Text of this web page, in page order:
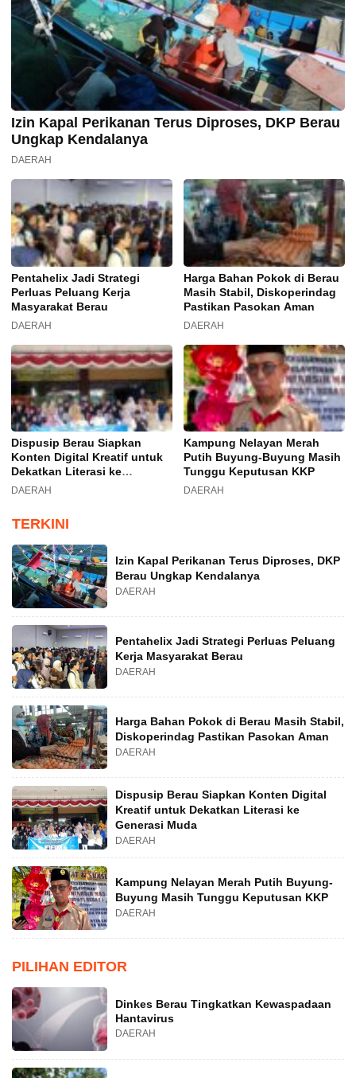
Izin Kapal Perikanan Terus Diproses, DKP Berau
Ungkap Kendalanya
DAERAH
Pentahelix Jadi Strategi
Perluas Peluang Kerja
Masyarakat Berau
DAERAH
Harga Bahan Pokok di Berau
Masih Stabil, Diskoperindag
Pastikan Pasokan Aman
DAERAH
Dispusip Berau Siapkan
Konten Digital Kreatif untuk
Dekatkan Literasi ke
Generasi Muda
DAERAH
Kampung Nelayan Merah
Putih Buyung-Buyung Masih
Tunggu Keputusan KKP
DAERAH
TERKINI
Izin Kapal Perikanan Terus Diproses, DKP
Berau Ungkap Kendalanya
DAERAH
Pentahelix Jadi Strategi Perluas Peluang
Kerja Masyarakat Berau
DAERAH
Harga Bahan Pokok di Berau Masih Stabil,
Diskoperindag Pastikan Pasokan Aman
DAERAH
Dispusip Berau Siapkan Konten Digital
Kreatif untuk Dekatkan Literasi ke
Generasi Muda
DAERAH
Kampung Nelayan Merah Putih Buyung-
Buyung Masih Tunggu Keputusan KKP
DAERAH
PILIHAN EDITOR
Dinkes Berau Tingkatkan Kewaspadaan
Hantavirus
DAERAH